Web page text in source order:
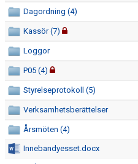
DOKUMENT
Dagordning (4)
Kassör (7)
Loggor
P05 (4)
Styrelseprotokoll (5)
Verksamhetsberättelser
Årsmöten (4)
Innebandyesset.docx